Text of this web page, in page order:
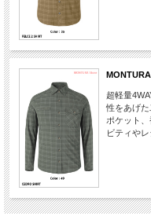
超軽量
性をあげ
ポケット
ビティや